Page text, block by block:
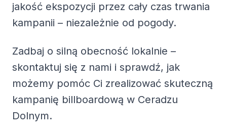
jakość ekspozycji przez cały czas trwania
kampanii – niezależnie od pogody.
Zadbaj o silną obecność lokalnie –
skontaktuj się z nami i sprawdź, jak
możemy pomóc Ci zrealizować skuteczną
kampanię billboardową w Ceradzu
Dolnym.